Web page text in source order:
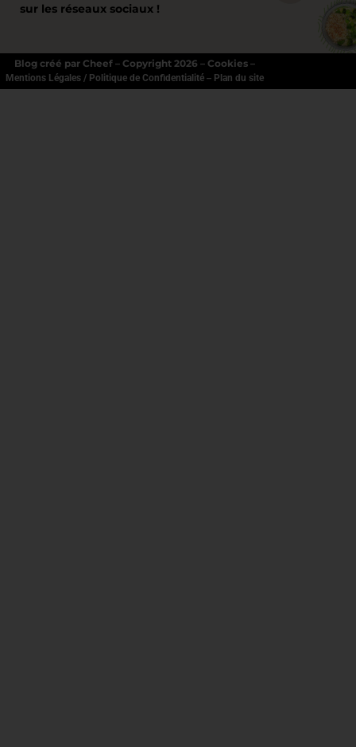
sur les réseaux sociaux !
Blog créé par Cheef – Copyright 2026 – Cookies –
Mentions Légales / Politique de Confidentialité– Plan du site